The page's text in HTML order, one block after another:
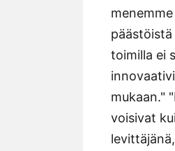
päästöistä
toimilla ei
mukaan."
voisivat